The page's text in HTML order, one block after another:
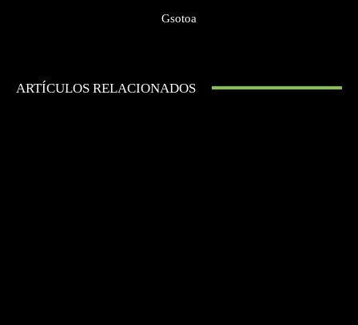
Gsotoa
ARTÍCULOS RELACIONADOS